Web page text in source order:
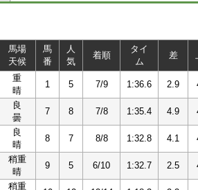
馬場
天候
馬
番
人
気
着順
タイ
ム
差
重
晴
1 5 7/9 1:36.6 2.9
良
曇
7 8 7/8 1:35.4 4.9
良
晴
8 7 8/8 1:32.8 4.1
稍重
晴
9 5 6/10 1:32.7 2.5
稍重